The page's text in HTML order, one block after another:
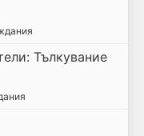
Тълкувание